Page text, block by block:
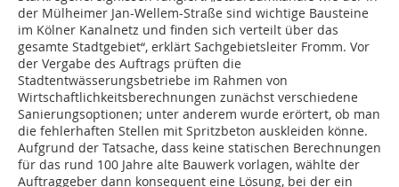
der Mülheimer Jan-Wellem-Straße sind wichtige Bausteine
im Kölner Kanalnetz und finden sich verteilt über das
gesamte Stadtgebiet“, erklärt Sachgebietsleiter Fromm. Vor
der Vergabe des Auftrags prüften die
Stadtentwässerungsbetriebe im Rahmen von
Wirtschaftlichkeitsberechnungen zunächst verschiedene
Sanierungsoptionen; unter anderem wurde erörtert, ob man
die fehlerhaften Stellen mit Spritzbeton auskleiden könne.
Aufgrund der Tatsache, dass keine statischen Berechnungen
für das rund 100 Jahre alte Bauwerk vorlagen, wählte der
Auftraggeber dann konsequent eine Lösung, bei der ein